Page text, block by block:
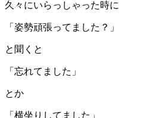
久々にいらっしゃった時に
「姿勢頑張ってました？」
と聞くと
「忘れてました」
とか
「横坐りしてました」